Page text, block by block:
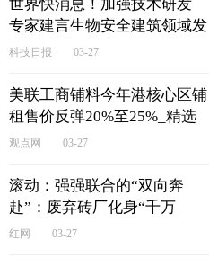
世界快消息！加强技术研发
专家建言生物安全建筑领域发
展
科技日报 03-27
美联工商铺料今年港核心区铺
租售价反弹20%至25%_精选
观点网 03-27
滚动：强强联合的“双向奔
赴”：废弃砖厂化身“千万
级”产线｜答好“十张答卷”，
红网 03-27